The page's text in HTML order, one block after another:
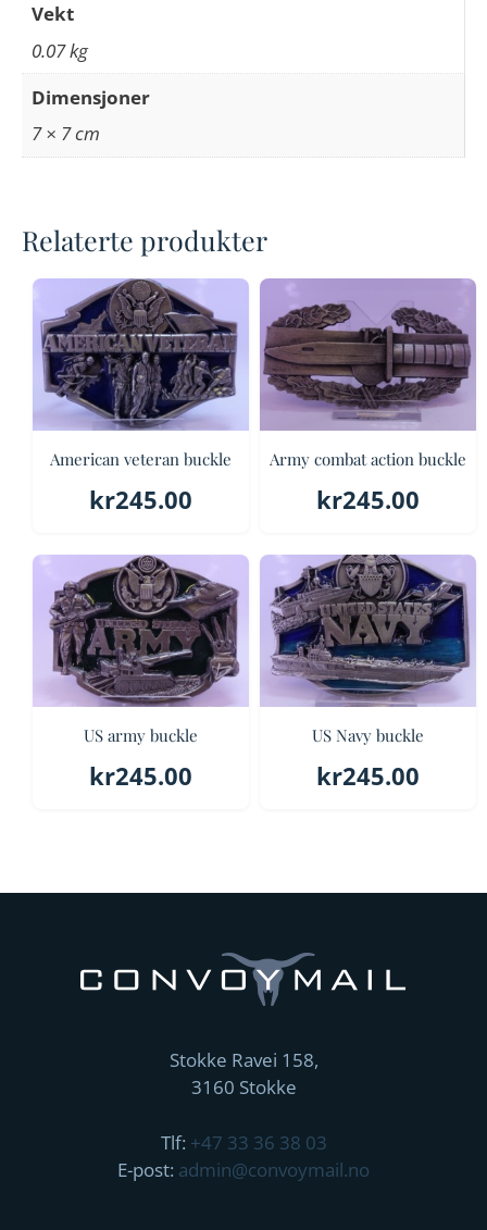
Vekt
0.07 kg
Dimensjoner
7 × 7 cm
Relaterte produkter
American veteran buckle
kr245.00
Army combat action buckle
kr245.00
US army buckle
kr245.00
US Navy buckle
kr245.00
Stokke Ravei 158,
3160 Stokke
Tlf: +47 33 36 38 03
E-post: admin@convoymail.no